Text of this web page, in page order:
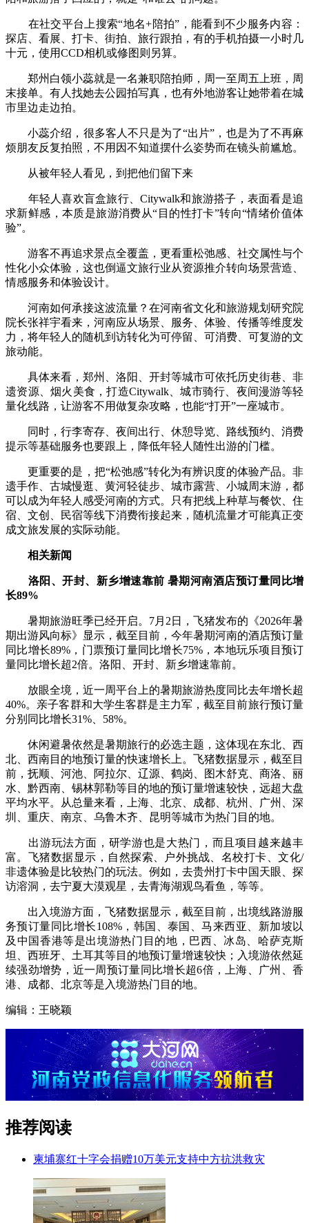
在社交平台上搜索“地名+陪拍”，能看到不少服务内容：
探店、看展、打卡、街拍、旅行跟拍，有的手机拍摄一小时几
十元，使用CCD相机或修图则另算。
郑州白领小蕊就是一名兼职陪拍师，周一至周五上班，周
末接单。有人找她去公园拍写真，也有外地游客让她带着在城
市里边走边拍。
小蕊介绍，很多客人不只是为了“出片”，也是为了不再麻
烦朋友反复拍照，不用因不知道摆什么姿势而在镜头前尴尬。
从被年轻人看见，到把他们留下来
年轻人喜欢盲盒旅行、Citywalk和旅游搭子，表面看是追
求新鲜感，本质是旅游消费从“目的性打卡”转向“情绪价值体
验”。
游客不再追求景点全覆盖，更看重松弛感、社交属性与个
性化小众体验，这也倒逼文旅行业从资源推介转向场景营造、
情感服务和体验设计。
河南如何承接这波流量？在河南省文化和旅游规划研究院
院长张祥宇看来，河南应从场景、服务、体验、传播等维度发
力，将年轻人的随机到访转化为可停留、可消费、可复游的文
旅动能。
具体来看，郑州、洛阳、开封等城市可依托历史街巷、非
遗资源、烟火美食，打造Citywalk、城市骑行、夜间漫游等轻
量化线路，让游客不用做复杂攻略，也能“打开”一座城市。
同时，行李寄存、夜间出行、休憩导览、路线预约、消费
提示等基础服务也要跟上，降低年轻人随性出游的门槛。
更重要的是，把“松弛感”转化为有辨识度的体验产品。非
遗手作、古城慢逛、黄河轻徒步、城市露营、小城周末游，都
可以成为年轻人感受河南的方式。只有把线上种草与餐饮、住
宿、文创、民宿等线下消费衔接起来，随机流量才可能真正变
成文旅发展的实际动能。
相关新闻
洛阳、开封、新乡增速靠前 暑期河南酒店预订量同比增
长89%
暑期旅游旺季已经开启。7月2日，飞猪发布的《2026年暑
期出游风向标》显示，截至目前，今年暑期河南的酒店预订量
同比增长89%，门票预订量同比增长75%，本地玩乐项目预订
量同比增长超2倍。洛阳、开封、新乡增速靠前。
放眼全境，近一周平台上的暑期旅游热度同比去年增长超
40%。亲子客群和大学生客群是主力军，截至目前旅行预订量
分别同比增长31%、58%。
休闲避暑依然是暑期旅行的必选主题，这体现在东北、西
北、西南目的地预订量的快速增长上。飞猪数据显示，截至目
前，抚顺、河池、阿拉尔、辽源、鹤岗、图木舒克、商洛、丽
水、黔西南、锡林郭勒等目的地的预订量增速较快，远超大盘
平均水平。从总量来看，上海、北京、成都、杭州、广州、深
圳、重庆、南京、乌鲁木齐、昆明等城市为热门目的地。
出游玩法方面，研学游也是大热门，而且项目越来越丰
富。飞猪数据显示，自然探索、户外挑战、名校打卡、文化/
非遗体验是比较热门的玩法。例如，去贵州打卡中国天眼、探
访溶洞，去宁夏大漠观星，去青海湖观鸟看鱼，等等。
出入境游方面，飞猪数据显示，截至目前，出境线路游服
务预订量同比增长108%，韩国、泰国、马来西亚、新加坡以
及中国香港等是出境游热门目的地，巴西、冰岛、哈萨克斯
坦、西班牙、土耳其等目的地预订量增速较快；入境游依然延
续强劲增势，近一周预订量同比增长超6倍，上海、广州、香
港、成都、北京等是入境游热门目的地。
编辑：王晓颖
推荐阅读
柬埔寨红十字会捐赠10万美元支持中方抗洪救灾